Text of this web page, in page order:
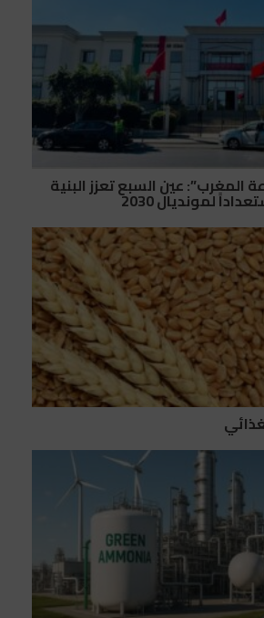
المغرب”: عين السبع تعزز البنية
لمونديال 2030